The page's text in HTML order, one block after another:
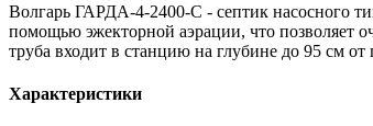
Волгарь ГАРДА-4-2400-С - септик насосного
помощью эжекторной аэрации, что позволяет
труба входит в станцию на глубине до 95 см от
Характеристики